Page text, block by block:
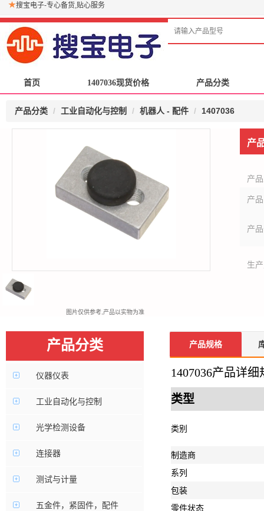
搜宝电子-专心备货,贴心服务
首页
首页 1407036现货价格
1407036现货价格 产品分类
产品分类
产品分类 工业自动化与控制 机器人 - 配件 1407036
图片仅供参考,产品以实物为准
产
产
产
产
生
产品分类
仪器仪表
工业自动化与控制
光学检测设备
连接器
测试与计量
五金件，紧固件，配件
产品规格
1407036产品详细
类型
类别
制造商
系列
包装
零件状态